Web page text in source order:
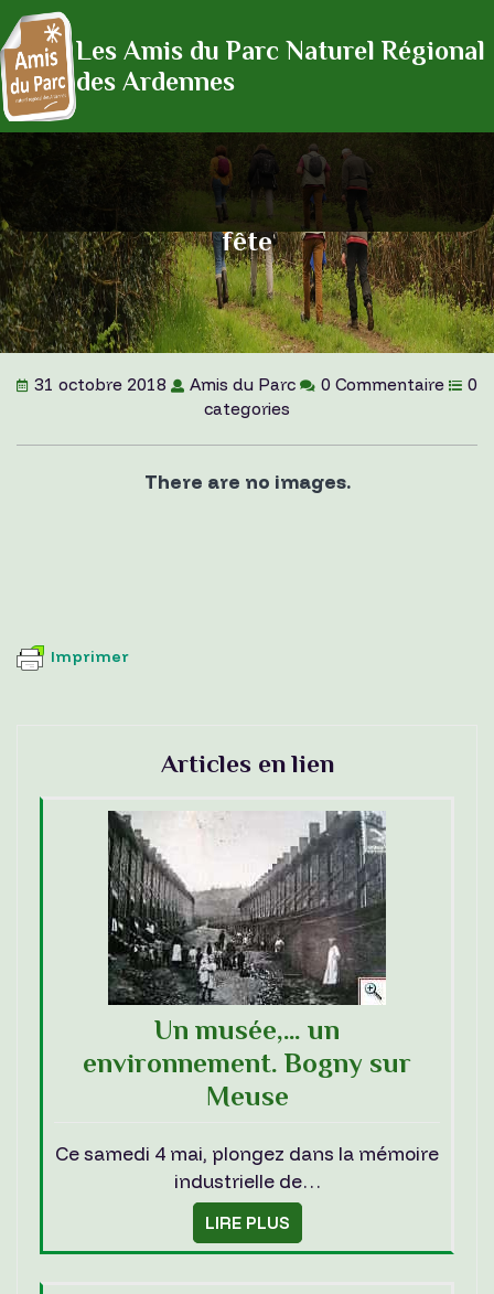
Les Amis du Parc Naturel Régional
des Ardennes
fête
31 octobre 2018 Amis du Parc 0 Commentaire
0
categories
There are no images.
Imprimer
Articles en lien
Un musée,… un
environnement. Bogny sur
Meuse
Ce samedi 4 mai, plongez dans la mémoire
industrielle de…
LIRE PLUS